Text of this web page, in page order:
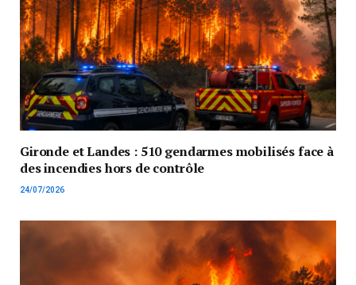
Gironde et Landes : 510 gendarmes mobilisés face à
des incendies hors de contrôle
24/07/2026